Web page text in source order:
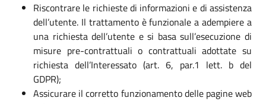
Riscontrare le richieste di informazioni e di assistenza
dell’utente. Il trattamento è funzionale a adempiere a
una richiesta dell’utente e si basa sull’esecuzione di
misure pre-contrattuali o contrattuali adottate su
richiesta dell’Interessato (art. 6, par.1 lett. b del
GDPR);
Assicurare il corretto funzionamento delle pagine web